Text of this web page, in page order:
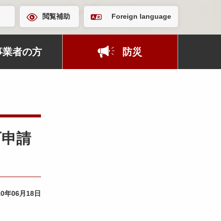
閲覧補助 Foreign language
業者の方 防災
請
年06月18日